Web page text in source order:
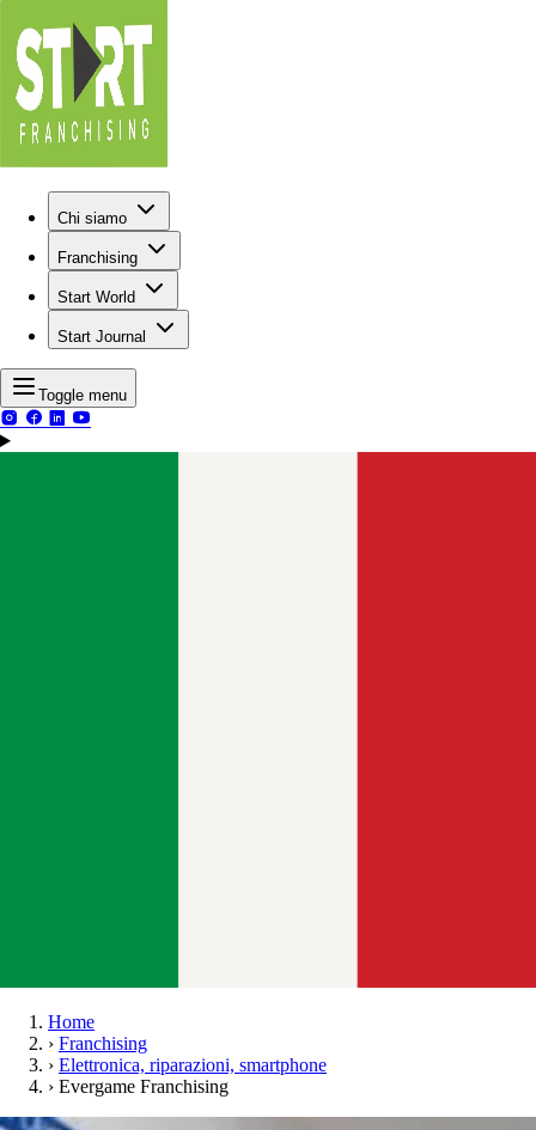
Chi siamo
Franchising
Start World
Start Journal
Toggle menu
Home
› Franchising
› Elettronica, riparazioni, smartphone
› Evergame Franchising